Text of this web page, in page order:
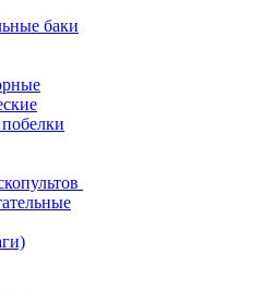
баки